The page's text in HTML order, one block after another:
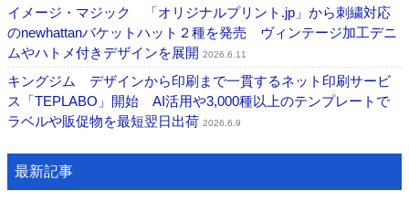
イメージ・マジック 「オリジナルプリント.jp」から刺繍対応
のnewhattanバケットハット２種を発売 ヴィンテージ加工デニ
ムやハトメ付きデザインを展開 2026.6.11
キングジム デザインから印刷まで一貫するネット印刷サービ
ス「TEPLABO」開始 AI活用や3,000種以上のテンプレートで
ラベルや販促物を最短翌日出荷 2026.6.9
最新記事